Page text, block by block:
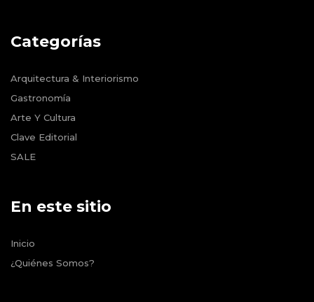
Categorías
Arquitectura & Interiorismo
Gastronomía
Arte Y Cultura
Clave Editorial
SALE
En este sitio
Inicio
¿Quiénes Somos?